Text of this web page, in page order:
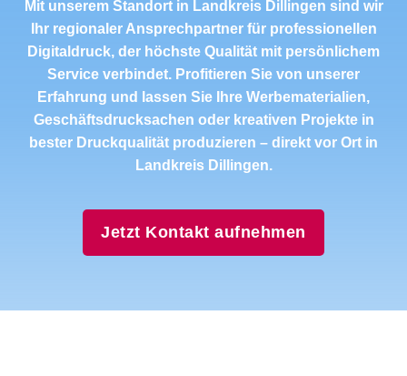
Mit unserem Standort in Landkreis Dillingen sind wir
Ihr regionaler Ansprechpartner für professionellen
Digitaldruck, der höchste Qualität mit persönlichem
Service verbindet. Profitieren Sie von unserer
Erfahrung und lassen Sie Ihre Werbematerialien,
Geschäftsdrucksachen oder kreativen Projekte in
bester Druckqualität produzieren – direkt vor Ort in
Landkreis Dillingen.
Jetzt Kontakt aufnehmen